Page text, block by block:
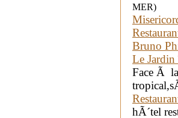
MER)
Bruno
Le
Face Ã
hÃ´tel